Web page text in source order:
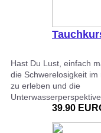
Hast Du Lust, einfach
die Schwerelosigkeit
zu erleben und die
39.90